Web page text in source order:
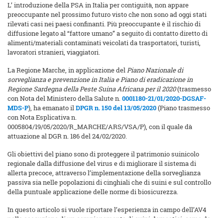
L’ introduzione della PSA in Italia per contiguità, non appare
preoccupante nel prossimo futuro visto che non sono ad oggi stati
rilevati casi nei paesi confinanti. Più preoccupante è il rischio di
diffusione legato al “fattore umano” a seguito di contatto diretto di
alimenti/materiali contaminati veicolati da trasportatori, turisti,
lavoratori stranieri, viaggiatori.
La Regione Marche, in applicazione delPiano Nazionale di
sorveglianza e prevenzione in Italia e Piano di eradicazione in
Regione Sardegna della Peste Suina Africana per il 2020(trasmesso
con Nota del Ministero della Salute n.0001180-21/01/2020-DGSAF-
MDS-P), ha emanato ilDPGR n. 150 del 13/05/2020(Piano trasmesso
con Nota Esplicativa n.
0005804/19/05/2020/R_MARCHE/ARS/VSA/P), con il quale dà
attuazione al DGR n. 186 del 24/02/2020.
Gli obiettivi del piano sono di proteggere il patrimonio suinicolo
regionale dalla diffusione del virus e di migliorare il sistema di
allerta precoce, attraverso l’implementazione della sorveglianza
passiva sia nelle popolazioni di cinghiali che di suini e sul controllo
della puntuale applicazione delle norme di biosicurezza.
In questo articolo si vuole riportare l’esperienza in campo dell’AV4